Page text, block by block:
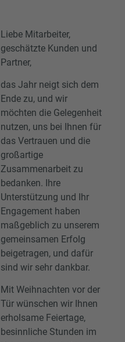
Liebe Mitarbeiter,
geschätzte Kunden und
Partner,
das Jahr neigt sich dem
Ende zu, und wir
möchten die Gelegenheit
nutzen, uns bei Ihnen für
das Vertrauen und die
großartige
Zusammenarbeit zu
bedanken. Ihre
Unterstützung und Ihr
Engagement haben
maßgeblich zu unserem
gemeinsamen Erfolg
beigetragen, und dafür
sind wir sehr dankbar.
Mit Weihnachten vor der
Tür wünschen wir Ihnen
erholsame Feiertage,
besinnliche Stunden im